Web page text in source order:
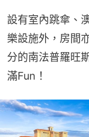
設有室內跳傘、
樂設施外，房間
分的南法普羅旺
滿Fun！